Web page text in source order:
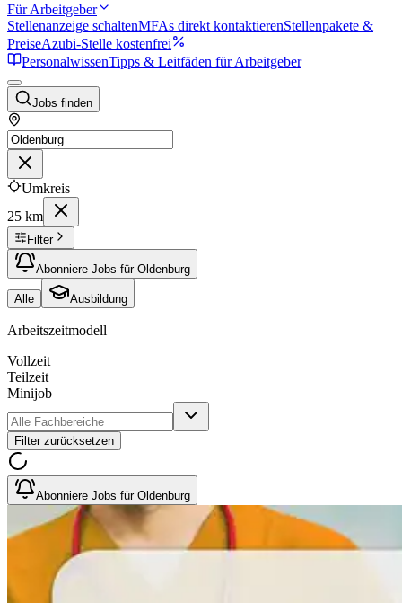
Für Arbeitgeber
Stellenanzeige schaltenMFAs direkt kontaktierenStellenpakete &
PreiseAzubi-Stelle kostenfrei
PersonalwissenTipps & Leitfäden für Arbeitgeber
Jobs finden
Umkreis
25 km
Filter
Abonniere Jobs für Oldenburg
Alle Ausbildung
Arbeitszeitmodell
Vollzeit
Teilzeit
Minijob
Filter zurücksetzen
Abonniere Jobs für Oldenburg